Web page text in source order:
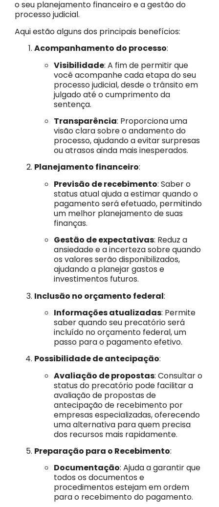
o seu planejamento financeiro e a gestão do
processo judicial.
Aqui estão alguns dos principais benefícios:
Acompanhamento do processo:
Visibilidade: A fim de permitir que
você acompanhe cada etapa do seu
processo judicial, desde o trânsito em
julgado até o cumprimento da
sentença.
Transparência: Proporciona uma
visão clara sobre o andamento do
processo, ajudando a evitar surpresas
ou atrasos ainda mais inesperados.
Planejamento financeiro:
Previsão de recebimento: Saber o
status atual ajuda a estimar quando o
pagamento será efetuado, permitindo
um melhor planejamento de suas
finanças.
Gestão de expectativas: Reduz a
ansiedade e a incerteza sobre quando
os valores serão disponibilizados,
ajudando a planejar gastos e
investimentos futuros.
Inclusão no orçamento federal:
Informações atualizadas: Permite
saber quando seu precatório será
incluído no orçamento federal, um
passo para o pagamento efetivo.
Possibilidade de antecipação:
Avaliação de propostas: Consultar o
status do precatório pode facilitar a
avaliação de propostas de
antecipação de recebimento por
empresas especializadas, oferecendo
uma alternativa para quem precisa
dos recursos mais rapidamente.
Preparação para o Recebimento:
Documentação: Ajuda a garantir que
todos os documentos e
procedimentos estejam em ordem
para o recebimento do pagamento.